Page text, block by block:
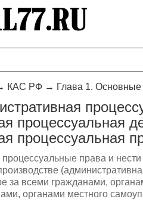
КАС РФ → Глава 1.
процессуальная
процессуальная
права и
за всеми гражданами,
органами местного